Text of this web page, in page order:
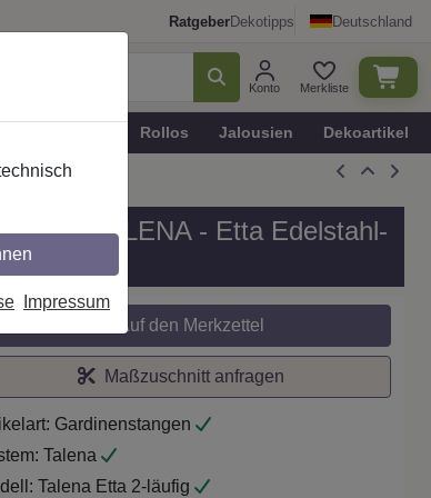
RatgeberDekotipps Deutschland
Konto Merkliste
Rollos Jalousien Dekoartikel
TALENA - Etta Edelstahl-
Auf den Merkzettel
Maßzuschnitt anfragen
Gardinenstangen
Talena
Talena Etta 2-läufig
Impressum